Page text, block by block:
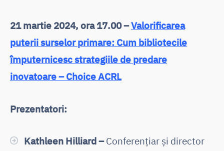
21 martie 2024, ora 17.00 –Valorificarea
puterii surselor primare: Cum bibliotecile
împuternicesc strategiile de predare
inovatoare – Choice ACRL
Prezentatori:
Kathleen Hilliard –Conferențiar și director